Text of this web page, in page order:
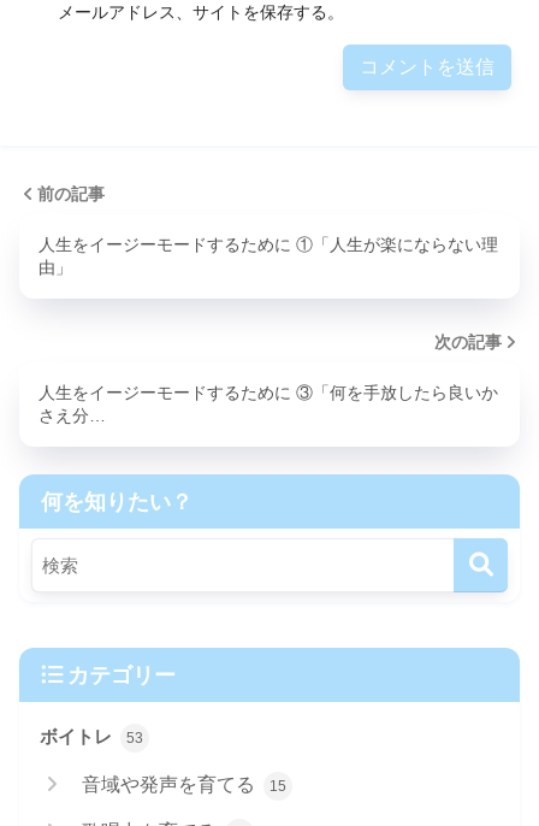
メールアドレス、サイトを保存する。
前の記事
人生をイージーモードするために ①「人生が楽にならない理
由」
次の記事
人生をイージーモードするために ③「何を手放したら良いか
さえ分…
何を知りたい？
カテゴリー
ボイトレ 53
音域や発声を育てる 15